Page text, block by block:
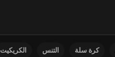
كرة سلة التنس الكريكيت